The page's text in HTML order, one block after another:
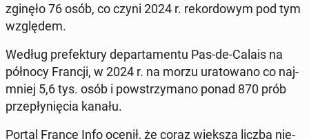
zginęło 76 osób, co czyni 2024 r. re­kor­do­wym pod tym
wzglę­dem.
Według pre­fek­tu­ry de­par­ta­men­tu Pas-de-Calais na
północy Francji, w 2024 r. na morzu ura­to­wa­no co naj­
mniej 5,6 tys. osób i po­wstrzy­ma­no ponad 870 prób
prze­pły­nię­cia kanału.
Portal France Info ocenił, że coraz większa liczba nie­